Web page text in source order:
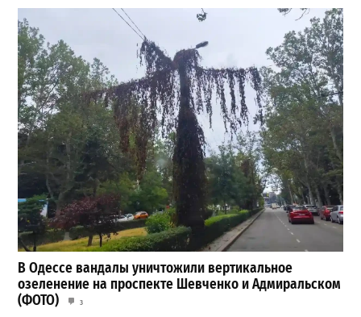
В Одессе вандалы уничтожили вертикальное
озеленение на проспекте Шевченко и Адмиральском
(ФОТО)
3